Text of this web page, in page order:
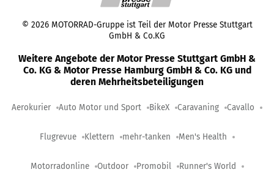
© 2026 MOTORRAD-Gruppe ist Teil der Motor Presse Stuttgart
GmbH & Co.KG
Weitere Angebote der Motor Presse Stuttgart GmbH &
Co. KG & Motor Presse Hamburg GmbH & Co. KG und
deren Mehrheitsbeteiligungen
Aerokurier Auto Motor und Sport BikeX Caravaning Cavallo
Flugrevue Klettern mehr-tanken Men's Health
Motorradonline Outdoor Promobil Runner's World